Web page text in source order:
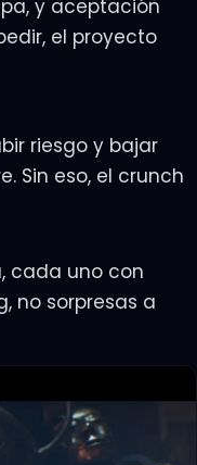
y aceptación
el proyecto
riesgo y bajar
Sin eso, el crunch
cada uno con
no sorpresas a